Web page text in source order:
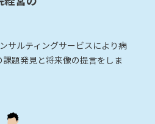
サルティングサービスにより病
題発見と将来像の提言をしま